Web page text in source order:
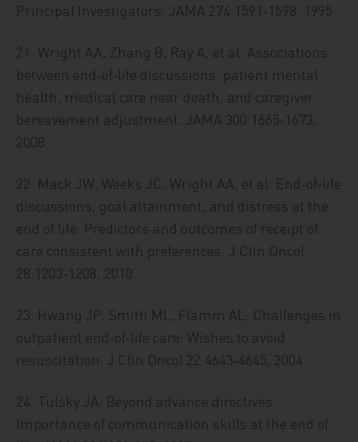
Principal Investigators. JAMA 274:1591‑1598, 1995
21. Wright AA, Zhang B, Ray A, et al: Associations
between end‑of‑life discussions, patient mental
health, medical care near death, and caregiver
bereavement adjustment. JAMA 300:1665‑1673,
2008
22. Mack JW, Weeks JC, Wright AA, et al: End‑of‑life
discussions, goal attainment, and distress at the
end of life: Predictors and outcomes of receipt of
care consistent with preferences. J Clin Oncol
28:1203‑1208, 2010
23. Hwang JP, Smith ML, Flamm AL: Challenges in
outpatient end‑of‑life care: Wishes to avoid
resuscitation. J Clin Oncol 22:4643‑4645, 2004
24. Tulsky JA: Beyond advance directives:
Importance of communication skills at the end of